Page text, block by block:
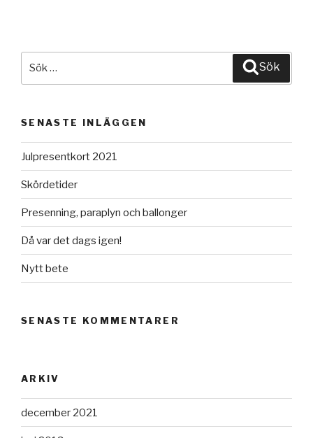
Sök
SENASTE INLÄGGEN
Julpresentkort 2021
Skördetider
Presenning, paraplyn och ballonger
Då var det dags igen!
Nytt bete
SENASTE KOMMENTARER
ARKIV
december 2021